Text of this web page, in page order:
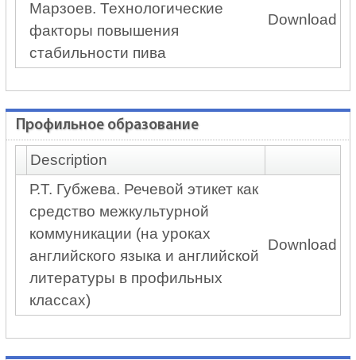
Марзоев. Технологические
факторы повышения
стабильности пива
Download
Профильное образование
Description
Р.Т. Губжева. Речевой этикет как
средство межкультурной
коммуникации (на уроках
английского языка и английской
литературы в профильных
классах)
Download